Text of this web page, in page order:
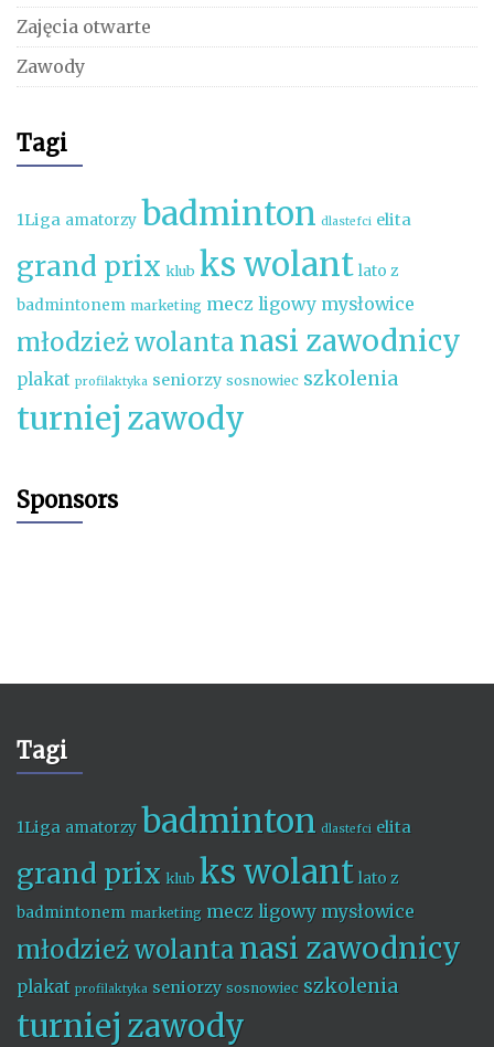
Zajęcia otwarte
Zawody
Tagi
1Liga amatorzy badminton dlastefci elita
grand prix klub ks wolant lato z
badmintonem marketing mecz ligowy mysłowice
młodzież wolanta nasi zawodnicy
plakat profilaktyka seniorzy sosnowiec szkolenia
turniej zawody
Sponsors
Tagi
1Liga amatorzy badminton dlastefci elita
grand prix klub ks wolant lato z
badmintonem marketing mecz ligowy mysłowice
młodzież wolanta nasi zawodnicy
plakat profilaktyka seniorzy sosnowiec szkolenia
turniej zawody